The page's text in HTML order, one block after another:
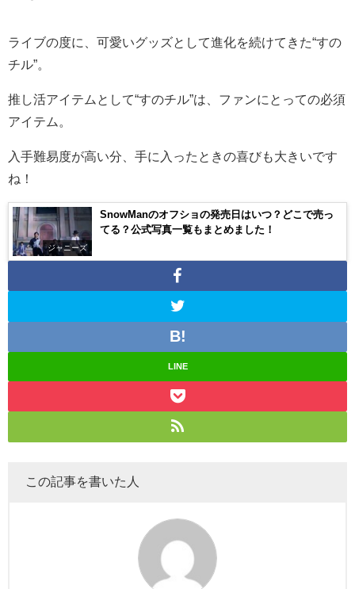
ライブの度に、可愛いグッズとして進化を続けてきた“すの
チル”。
推し活アイテムとして“すのチル”は、ファンにとっての必須
アイテム。
入手難易度が高い分、手に入ったときの喜びも大きいです
ね！
ジャニーズ
SnowManのオフショの発売日はいつ？どこで売っ
てる？公式写真一覧もまとめました！
LINE
この記事を書いた人